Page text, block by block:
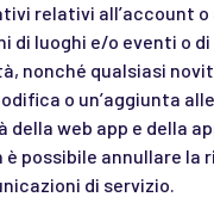
relativi all’account o
di luoghi e/o eventi o di
nonché qualsiasi
o un’aggiunta alle
della web app e della
è possibile annullare la
di servizio.